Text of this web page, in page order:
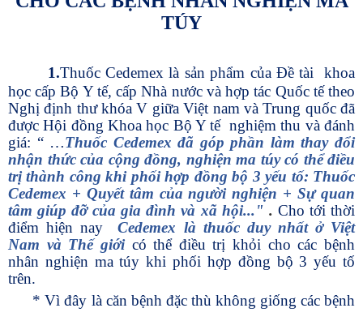
TÚY
1.Thuốc Cedemex là sản phẩm của Đề tài khoa
học cấp Bộ Y tế, cấp Nhà nước và hợp tác Quốc tế theo
Nghị định thư khóa V giữa Việt nam và Trung quốc đã
được Hội đồng Khoa học Bộ Y tế nghiệm thu và đánh
giá: “ …Thuốc Cedemex đã góp phần làm thay đổi
nhận thức của cộng đồng, nghiện ma túy có thể điều
trị thành công khi phối hợp đồng bộ 3 yếu tố: Thuốc
Cedemex + Quyết tâm của người nghiện + Sự quan
tâm giúp đỡ của gia đình và xã hội..." . Cho tới thời
điểm hiện nay
Cedemex là thuốc duy nhất ở Việt
Nam và Thế giới có thể điều trị khỏi cho các bệnh
nhân nghiện ma túy khi phối hợp đồng bộ 3 yếu tố
trên.
* Vì đây là căn bệnh đặc thù không giống các bệnh